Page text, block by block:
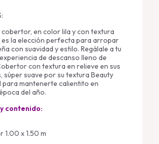
cobertor, en color lila y con textura
es la elección perfecta para arropar
con suavidad y estilo. Regálale a tu
de descanso lleno de
con textura en relieve en sus
súper suave por su textura Beauty
para mantenerte calientito en
del año.
contenido:
1.00 x 1.50 m